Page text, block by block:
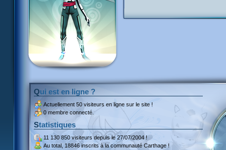
Qui est en ligne ?
Actuellement 50 visiteurs en ligne sur le site !
0 membre connecté.
Statistiques
11 130 850 visiteursdepuis le 27/07/2004 !
Au total, 18846 inscritsà la communauté Carthage !